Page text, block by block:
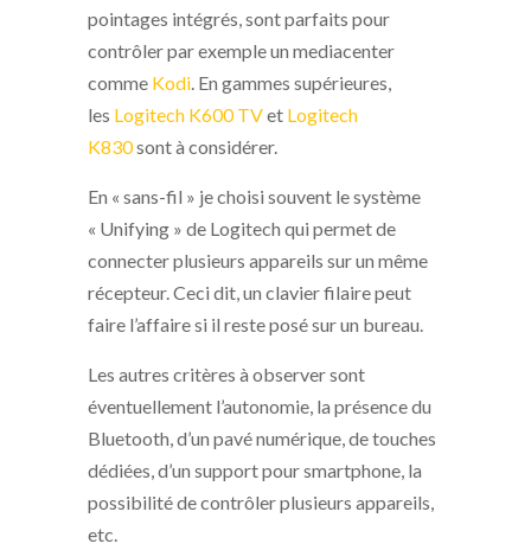
pointages intégrés, sont parfaits pour
contrôler par exemple un mediacenter
comme Kodi. En gammes supérieures,
les Logitech K600 TVet Logitech
K830sont à considérer.
En « sans-fil » je choisi souvent le système
« Unifying » de Logitech qui permet de
connecter plusieurs appareils sur un même
récepteur. Ceci dit, un clavier filaire peut
faire l’affaire si il reste posé sur un bureau.
Les autres critères à observer sont
éventuellement l’autonomie, la présence du
Bluetooth, d’un pavé numérique, de touches
dédiées, d’un support pour smartphone, la
possibilité de contrôler plusieurs appareils,
etc.